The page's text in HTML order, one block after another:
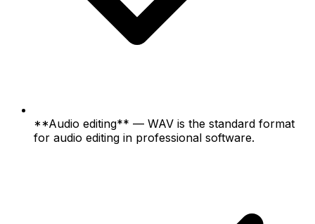
**Audio editing** — WAV is the standard format
for audio editing in professional software.